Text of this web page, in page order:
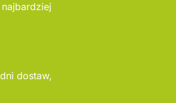
dostaw,